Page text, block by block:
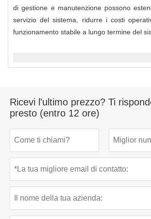
di gestione e manutenzione possono
servizio del sistema, ridurre i costi
funzionamento stabile a lungo termine del
Ricevi l'ultimo prezzo? Ti
presto (entro 12 ore)